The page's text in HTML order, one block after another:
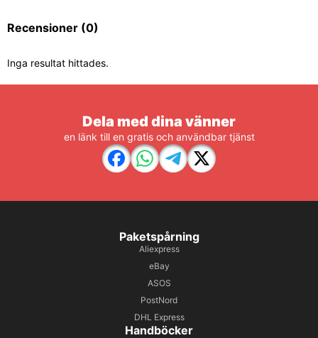
Recensioner (0)
Inga resultat hittades.
Dela med dina vänner
en länk till en gratis och användbar tjänst
Paketspårning
Aliexpress
eBay
ASOS
PostNord
DHL Express
Handböcker